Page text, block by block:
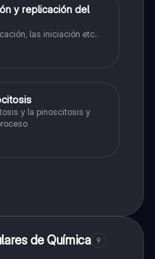
y replicación del
las iniciación etc..
y la pinoscitosis y
de Química 9